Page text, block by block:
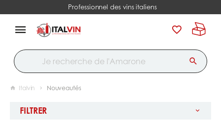
Professionnel des vins italiens
Italvin Nouveautés
FILTRER